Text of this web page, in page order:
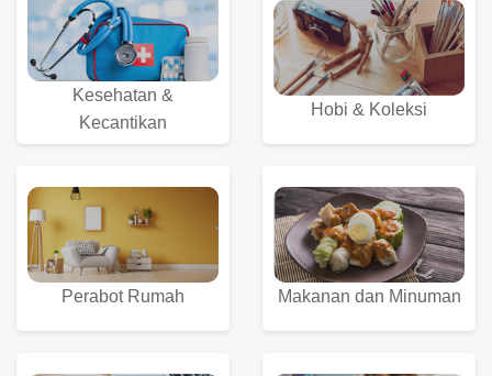
Kesehatan &
Kecantikan
Hobi & Koleksi
Perabot Rumah Makanan dan Minuman